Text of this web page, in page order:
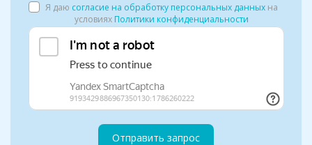
Я даю согласие на обработку персональных данных на
условиях Политики конфиденциальности
Отправить запрос